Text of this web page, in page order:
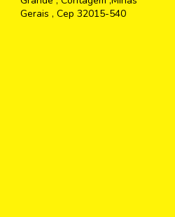
Gerais , Cep 32015-540